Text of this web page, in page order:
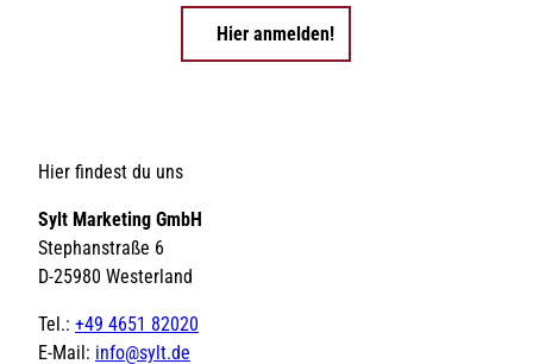
Hier anmelden!
Hier findest du uns
Sylt Marketing GmbH
Stephanstraße 6
D-25980 Westerland
Tel.: +49 4651 82020
E-Mail: info@sylt.de